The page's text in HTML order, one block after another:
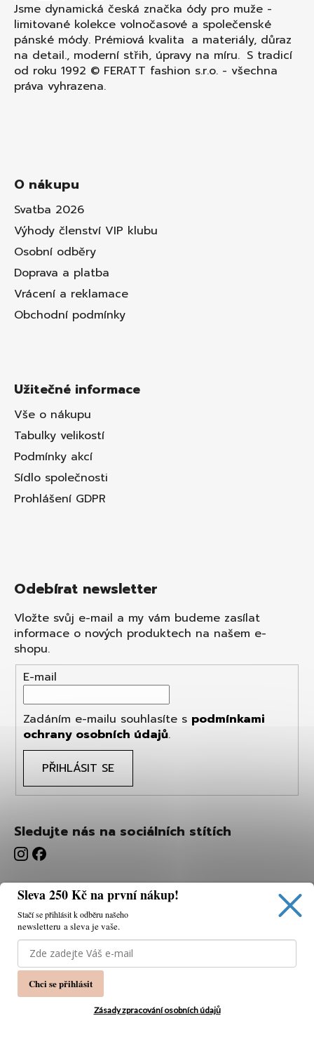
Používáme cookies, abychom vám umožnili pohodlné
prohlížení webu a díky analýze webu neustále zlepšovat
jeho funkce, výkon a použitelnost.
Jsme dynamická česká značka ódy pro muže -
limitované kolekce volnočasové a společenské
pánské módy. Prémiová kvalita a materiály, důraz
na detail., moderní střih, úpravy na míru. S tradicí
od roku 1992 © FERATT fashion s.r.o. - všechna
práva vyhrazena.
O nákupu
Svatba 2026
Výhody členství VIP klubu
Osobní odběry
Doprava a platba
Vrácení a reklamace
Obchodní podmínky
Užitečné informace
Vše o nákupu
Tabulky velikostí
Podmínky akcí
Sídlo společnosti
Prohlášení GDPR
Odebírat newsletter
Vložte svůj e-mail a my vám budeme zasílat
informace o nových produktech na našem e-
shopu.
E-mail
Zadáním e-mailu souhlasíte s podmínkami
ochrany osobních údajů.
PŘIHLÁSIT SE
Sledujte nás na sociálních stítích
Sleva 250 Kč na první nákup!
Stačí se přihlásit k odběru našeho
newsletteru a sleva je vaše.
Chci se přihlásit
Zásady zpracování osobních údajů